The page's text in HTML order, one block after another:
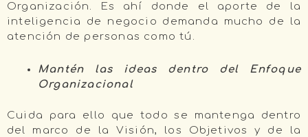
Organización. Es ahí donde el aporte de la
inteligencia de negocio demanda mucho de la
atención de personas como tú.
Mantén las ideas dentro del Enfoque
Organizacional
Cuida para ello que todo se mantenga dentro
del marco de la Visión, los Objetivos y de la